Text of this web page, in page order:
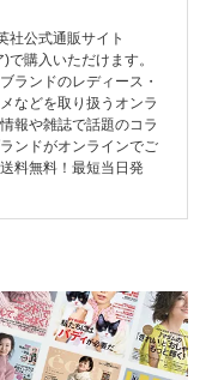
社公式通販サイト
購入いただけます。
ランドのレディース・
などを取り扱うオンラ
報や雑誌で話題のコラ
ンドがオンラインでご
料無料！最短当日発